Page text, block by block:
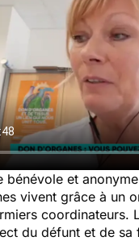
bénévole et
vivent grâce à un
coordinateurs.
du défunt et de sa